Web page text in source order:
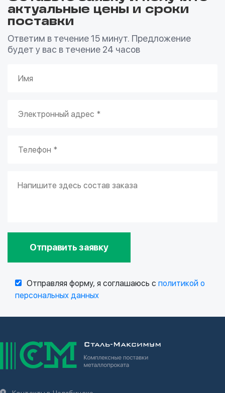
актуальные цены и сроки
поставки
Ответим в течение 15 минут. Предложение
будет у вас в течение 24 часов
Отправить заявку
Отправляя форму, я соглашаюсь с политикой о
персональных данных